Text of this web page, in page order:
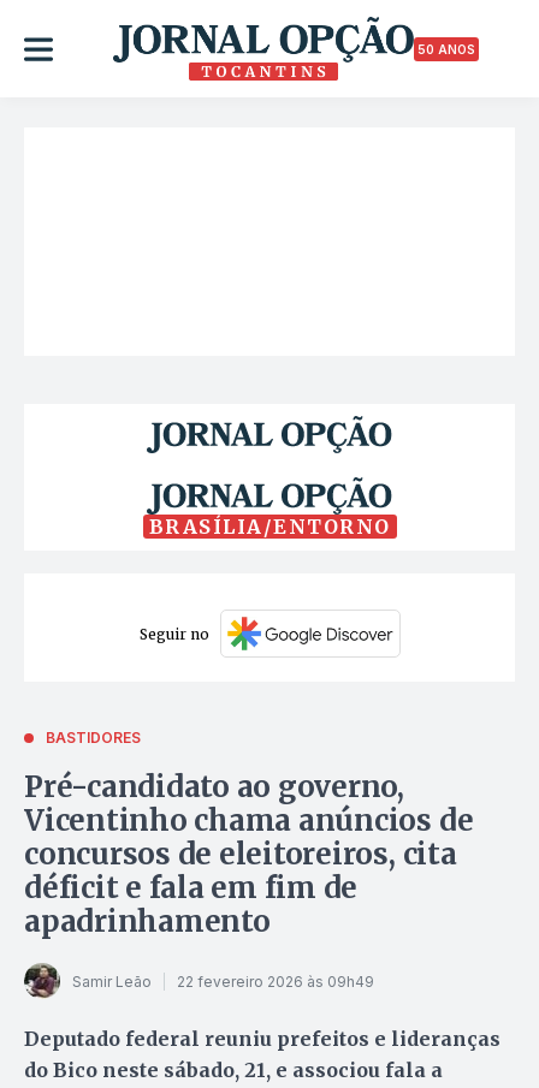
50 ANOS
BRASÍLIA/ENTORNO
Seguir no
BASTIDORES
Pré-candidato ao governo,
Vicentinho chama anúncios de
concursos de eleitoreiros, cita
déficit e fala em fim de
apadrinhamento
Samir Leão 22 fevereiro 2026 às 09h49
Deputado federal reuniu prefeitos e lideranças
do Bico neste sábado, 21, e associou fala a